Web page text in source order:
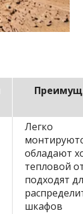
Легко
обладают
тепловой
подходят
шкафов